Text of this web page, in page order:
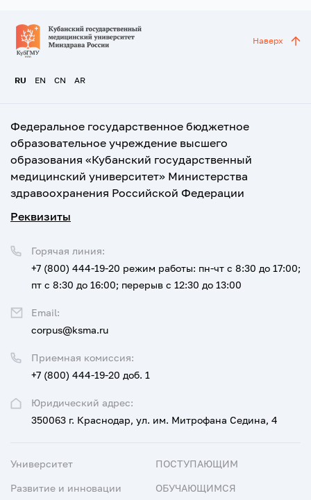
RU EN CN AR
Наверх
Федеральное государственное бюджетное
образовательное учреждение высшего
образования «Кубанский государственный
медицинский университет» Министерства
здравоохранения Российской Федерации
Реквизиты
Юридический адрес:
350063 г. Краснодар, ул. им. Митрофана Седина, 4
Приемная комиссия:
+7 (800) 444-19-20 доб. 1
Горячая линия:
+7 (800) 444-19-20 режим работы: пн-чт с 8:30 до 17:00;
пт с 8:30 до 16:00; перерыв с 12:30 до 13:00
Email:
corpus@ksma.ru
Университет
Развитие и инновации
ПОСТУПАЮЩИМ
ОБУЧАЮЩИМСЯ